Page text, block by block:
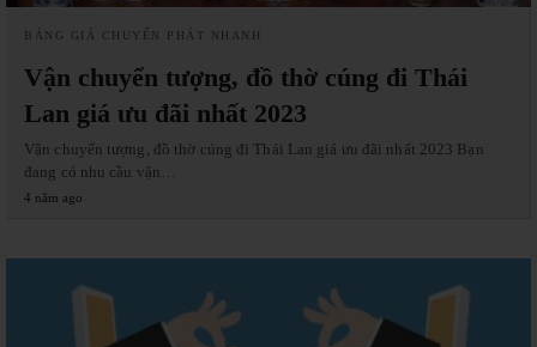
BẢNG GIÁ CHUYỂN PHÁT NHANH
Vận chuyển tượng, đồ thờ cúng đi Thái
Lan giá ưu đãi nhất 2023
Vận chuyển tượng, đồ thờ cúng đi Thái Lan giá ưu đãi nhất 2023 Bạn
đang có nhu cầu vận…
4 năm ago